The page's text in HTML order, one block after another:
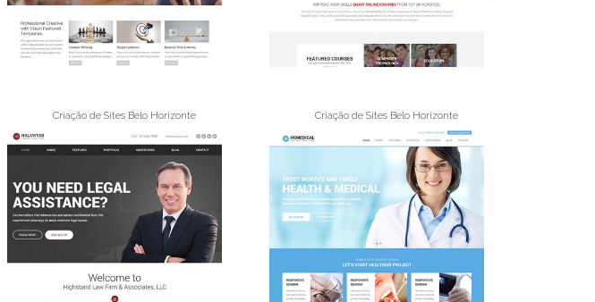
Criação de Sites Belo Horizonte Criação de Sites Belo Horizonte